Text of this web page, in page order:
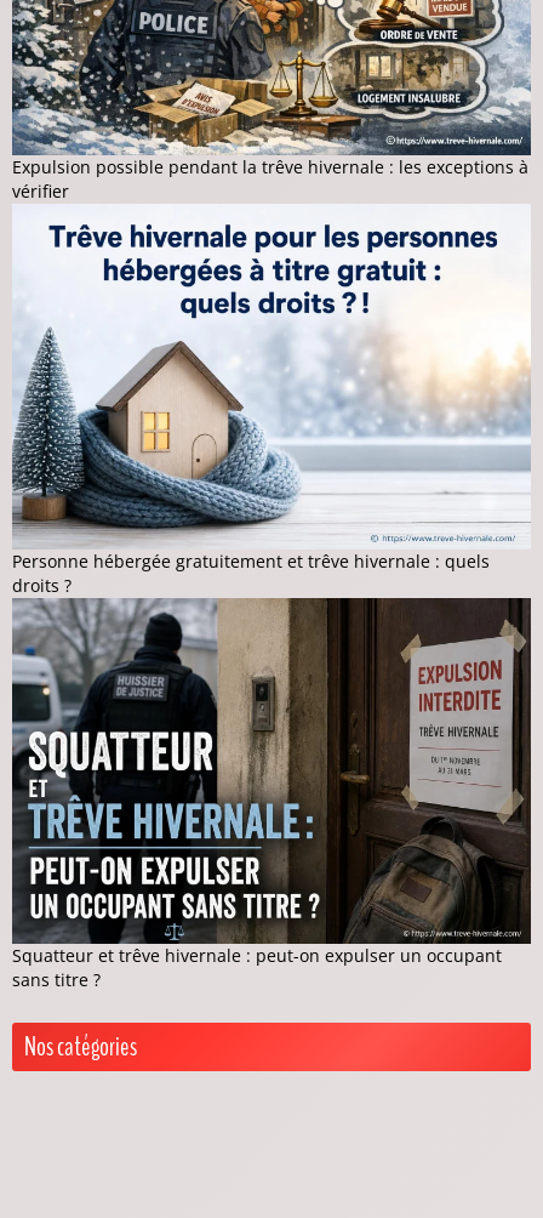
Expulsion possible pendant la trêve hivernale : les exceptions à
vérifier
Personne hébergée gratuitement et trêve hivernale : quels
droits ?
Squatteur et trêve hivernale : peut-on expulser un occupant
sans titre ?
Nos catégories